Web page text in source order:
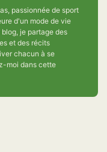
passionnée de sport
d'un mode de vie
je partage des
et des récits
chacun à se
moi dans cette